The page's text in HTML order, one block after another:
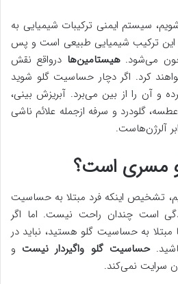
سیستم ایمنی ترکیبات شیمیایی به
این ترکیب شیمیایی طبیعی است و پس
خون می‌شود.هیستامین‌ها درواقع نقش
کرد. اگر دچار حساسیت گلو شوید
و آن را از بین می‌برد. آبریزش بینی،
گلودرد و سرفه ازجمله علائم ناشی
آلرژن‌هاست.
مسری است؟
تشخیص اینکه فرد مبتلا به حساسیت
است چندان راحت نیست. اما اگر
به حساسیت گلو هستید، نباید در
حساسیت گلو واگیردار نیست و
سرایت نمی‌کند.